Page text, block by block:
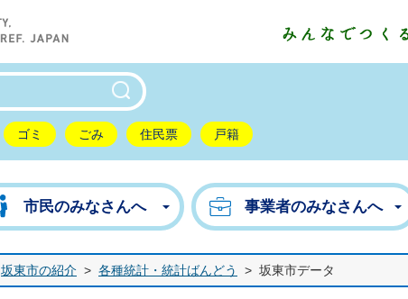
ゴミ ごみ 住民票 戸籍
市民のみなさんへ 事業者のみなさんへ
坂東市の紹介 > 各種統計・統計ばんどう > 坂東市データ